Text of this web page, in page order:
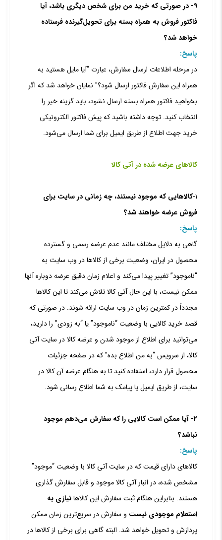
۹- در صورتی که خرید من برای شخص دیگری باشد، آیا
فاکتور فروش به همراه بسته برای تحویل‌گیرنده فرستاده
خواهد شد؟
پاسخ:
در مرحله اطلاعات ارسال سفارش، عبارت “آیا مایل هستید به
همراه این سفارش فاکتور ارسال شود؟” نمایان خواهد شد که اگر
‏بخواهید فاکتور همراه بسته ارسال نشود، باید گزینه خیر را
انتخاب کنید. توجه داشته باشید که پیش فاکتور الکترونیکی
خرید جهت اطلاع از طریق ایمیل برای شما ارسال می‌‏شود.
کالاهای عرضه شده در آتی کالا
۱- کالاهایی که موجود نیستند، چه زمانی در سایت برای
فروش عرضه خواهند شد؟
پاسخ:
گاهی به دلایل مختلف مانند عدم عرضه رسمی و گسترده
محصول در ایران، وضعیت برخی از کالاها در وب سایت به
“ناموجود” تغییر پیدا می‏‌کند و اعلام زمان دقیق عرضه دوباره آنها
ممکن نیست، با این حال آتی کالا تلاش می‏‌کند تا این کالاها
مجدداً در کمترین زمان در وب سایت ارائه شوند. در صورتی که
قصد خرید کالایی با وضعیت “ناموجود” یا “به زودی” را دارید،
می‏‌توانید برای اطلاع از موجود شدن و عرضه کالا در سایت آتی
کالا، از سرویس “به من اطلاع بده” که در صفحه جزئیات
محصول قرار دارد، استفاده کنید تا به هنگام عرضه آن کالا در
سایت، از طریق ایمیل یا پیامک به شما اطلاع رسانی شود.
۲- آیا ممکن است کالایی را که سفارش می‏‌دهم موجود
نباشد؟
پاسخ:
کالاهای دارای قیمت که در سایت آتی کالا با وضعیت “موجود”
مشخص شده، در انبار آتی کالا موجود و قابل سفارش گذاری
هستند. بنابراین هنگام ثبت سفارش این کالاهانیازی به
استعلام موجودی نیست و سفارش در سریع‏‌ترین زمان ممکن
پردازش و تحویل خواهد شد. البته گاهی برای برخی از کالاها در